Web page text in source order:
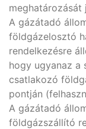
meghatározását
A gázátadó
földgázelosztó
rendelkezésre
hogy ugyanaz a
csatlakozó
pontján
A gázátadó
földgázszállító